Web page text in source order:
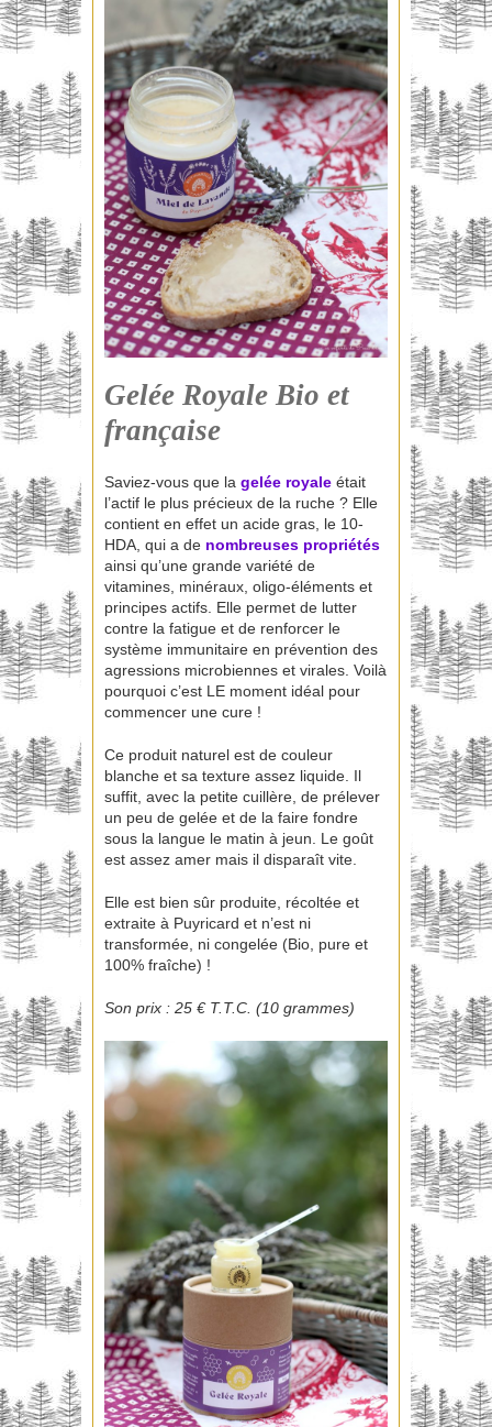
Gelée Royale Bio et
française
Saviez-vous que la gelée royale était
l’actif le plus précieux de la ruche ? Elle
contient en effet un acide gras, le 10-
HDA, qui a de nombreuses propriétés
ainsi qu’une grande variété de
vitamines, minéraux, oligo-éléments et
principes actifs. Elle permet de lutter
contre la fatigue et de renforcer le
système immunitaire en prévention des
agressions microbiennes et virales. Voilà
pourquoi c’est LE moment idéal pour
commencer une cure !
Ce produit naturel est de couleur
blanche et sa texture assez liquide. Il
suffit, avec la petite cuillère, de prélever
un peu de gelée et de la faire fondre
sous la langue le matin à jeun. Le goût
est assez amer mais il disparaît vite.
Elle est bien sûr produite, récoltée et
extraite à Puyricard et n’est ni
transformée, ni congelée (Bio, pure et
100% fraîche) !
Son prix : 25 € T.T.C. (10 grammes)